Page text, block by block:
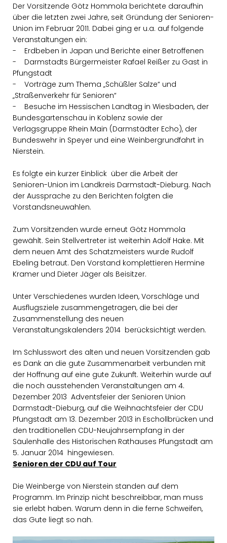
Der Vorsitzende Götz Hommola berichtete daraufhin
über die letzten zwei Jahre, seit Gründung der Senioren-
Union im Februar 2011. Dabei ging er u.a. auf folgende
Veranstaltungen ein:
- Erdbeben in Japan und Berichte einer Betroffenen
- Darmstadts Bürgermeister Rafael Reißer zu Gast in
Pfungstadt
- Vorträge zum Thema „Schüßler Salze“ und
Straßenverkehr für Senioren“
- Besuche im Hessischen Landtag in Wiesbaden, der
Bundesgartenschau in Koblenz sowie der
Verlagsgruppe Rhein Main (Darmstädter Echo), der
Bundeswehr in Speyer und eine Weinbergrundfahrt in
Nierstein.
Es folgte ein kurzer Einblick über die Arbeit der
Senioren-Union im Landkreis Darmstadt-Dieburg. Nach
der Aussprache zu den Berichten folgten die
Vorstandsneuwahlen.
Zum Vorsitzenden wurde erneut Götz Hommola
gewählt. Sein Stellvertreter ist weiterhin Adolf Hake. Mit
dem neuen Amt des Schatzmeisters wurde Rudolf
Ebeling betraut. Den Vorstand komplettieren Hermine
Kramer und Dieter Jäger als Beisitzer.
Unter Verschiedenes wurden Ideen, Vorschläge und
Ausflugsziele zusammengetragen, die bei der
Zusammenstellung des neuen
Veranstaltungskalenders 2014 berücksichtigt werden.
Im Schlusswort des alten und neuen Vorsitzenden gab
es Dank an die gute Zusammenarbeit verbunden mit
der Hoffnung auf eine gute Zukunft. Weiterhin wurde auf
die noch ausstehenden Veranstaltungen am 4.
Dezember 2013 Adventsfeier der Senioren Union
Darmstadt-Dieburg, auf die Weihnachtsfeier der CDU
Pfungstadt am 13. Dezember 2013 in Eschollbrücken und
den traditionellen CDU-Neujahrsempfang in der
Säulenhalle des Historischen Rathauses Pfungstadt am
5. Januar 2014 hingewiesen.
Senioren der CDU auf Tour
Die Weinberge von Nierstein standen auf dem
Programm. Im Prinzip nicht beschreibbar, man muss
sie erlebt haben. Warum denn in die ferne Schweifen,
das Gute liegt so nah.